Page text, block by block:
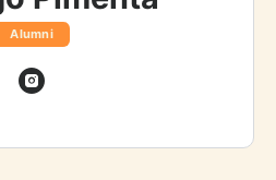
Alumni